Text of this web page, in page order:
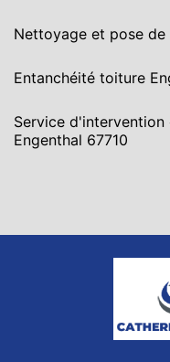
Nettoyage et pose
Entanchéité toiture
Service
Engenthal 67710